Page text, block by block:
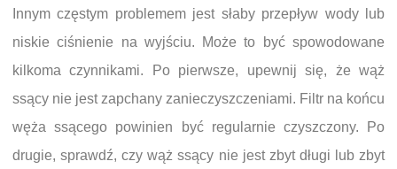
Innym częstym problemem jest słaby przepływ wody lub
niskie ciśnienie na wyjściu. Może to być spowodowane
kilkoma czynnikami. Po pierwsze, upewnij się, że wąż
ssący nie jest zapchany zanieczyszczeniami. Filtr na końcu
węża ssącego powinien być regularnie czyszczony. Po
drugie, sprawdź, czy wąż ssący nie jest zbyt długi lub zbyt